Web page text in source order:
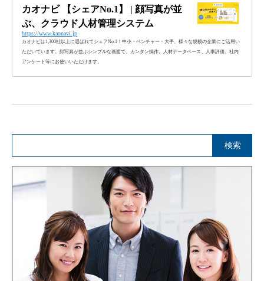
カオナビ 【シェアNo.1】 | 顔写真が並
ぶ、クラウド人材管理システム
https://www.kaonavi.jp
カオナビは1,300社以上に選ばれてシェアNo.1！中小・ベンチャー・大手、様々な規模の企業にご活用い
ただいています。顔写真が並ぶシンプルな画面で、カンタン操作。人材データベース、人事評価、社内
アンケート等にお使いいただけます。